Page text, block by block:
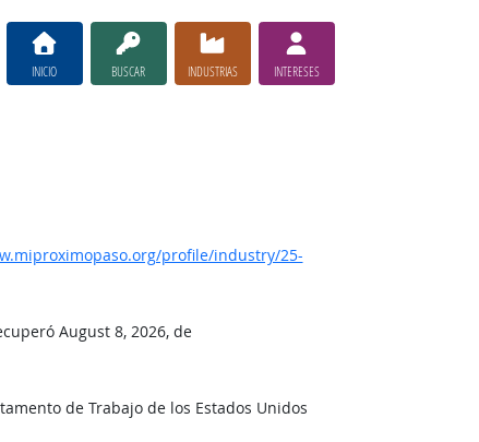
INICIO BUSCAR INDUSTRIAS INTERESES
profile/industry/25-
August 8, 2026, de
de Trabajo de los Estados Unidos